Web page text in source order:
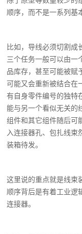
顺序，而不是一系列基
比如，导线必须切割成
三个任务一般可以由一
品库存，甚至可能被赋
可能又会重新被结合在
有自身零件编号的独特
能与另一个看似无关的
组件和其它组件随后可
入连接器孔、包扎线束
装箱待发。
这里说的重点就是线束
顺序背后是有着工业逻
连接器。